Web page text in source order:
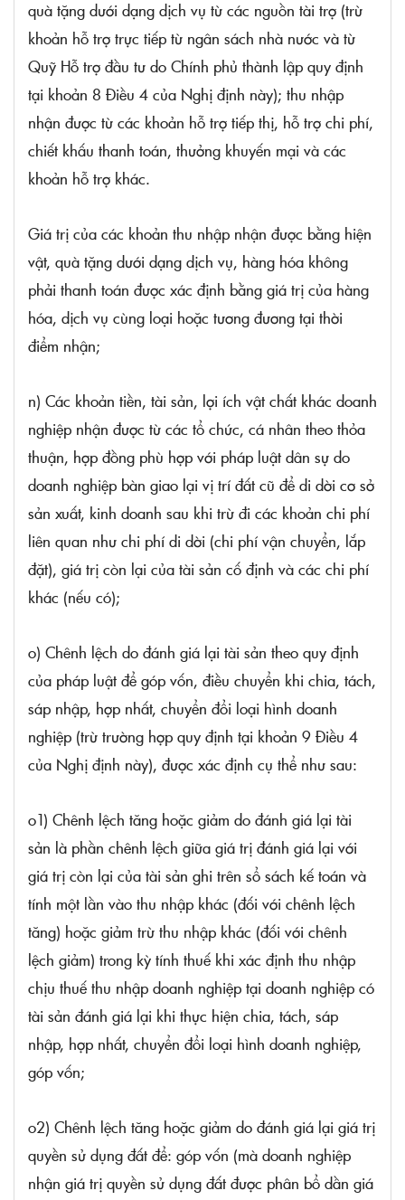
quà tặng dưới dạng dịch vụ từ các nguồn tài trợ (trừ
khoản hỗ trợ trực tiếp từ ngân sách nhà nước và từ
Quỹ Hỗ trợ đầu tư do Chính phủ thành lập quy định
tại khoản 8 Điều 4 của Nghị định này); thu nhập
nhận được từ các khoản hỗ trợ tiếp thị, hỗ trợ chi phí,
chiết khấu thanh toán, thưởng khuyến mại và các
khoản hỗ trợ khác.
Giá trị của các khoản thu nhập nhận được bằng hiện
vật, quà tặng dưới dạng dịch vụ, hàng hóa không
phải thanh toán được xác định bằng giá trị của hàng
hóa, dịch vụ cùng loại hoặc tương đương tại thời
điểm nhận;
n) Các khoản tiền, tài sản, lợi ích vật chất khác doanh
nghiệp nhận được từ các tổ chức, cá nhân theo thỏa
thuận, hợp đồng phù hợp với pháp luật dân sự do
doanh nghiệp bàn giao lại vị trí đất cũ để di dời cơ sở
sản xuất, kinh doanh sau khi trừ đi các khoản chi phí
liên quan như chi phí di dời (chi phí vận chuyển, lắp
đặt), giá trị còn lại của tài sản cố định và các chi phí
khác (nếu có);
o) Chênh lệch do đánh giá lại tài sản theo quy định
của pháp luật để góp vốn, điều chuyển khi chia, tách,
sáp nhập, hợp nhất, chuyển đổi loại hình doanh
nghiệp (trừ trường hợp quy định tại khoản 9 Điều 4
của Nghị định này), được xác định cụ thể như sau:
o1) Chênh lệch tăng hoặc giảm do đánh giá lại tài
sản là phần chênh lệch giữa giá trị đánh giá lại với
giá trị còn lại của tài sản ghi trên sổ sách kế toán và
tính một lần vào thu nhập khác (đối với chênh lệch
tăng) hoặc giảm trừ thu nhập khác (đối với chênh
lệch giảm) trong kỳ tính thuế khi xác định thu nhập
chịu thuế thu nhập doanh nghiệp tại doanh nghiệp có
tài sản đánh giá lại khi thực hiện chia, tách, sáp
nhập, hợp nhất, chuyển đổi loại hình doanh nghiệp,
góp vốn;
o2) Chênh lệch tăng hoặc giảm do đánh giá lại giá trị
quyền sử dụng đất để: góp vốn (mà doanh nghiệp
nhận giá trị quyền sử dụng đất được phân bổ dần giá